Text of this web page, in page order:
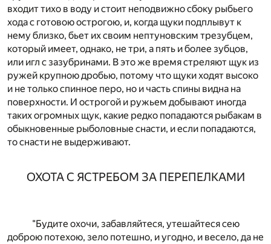
входит тихо в воду и стоит неподвижно сбоку рыбьего
хода с готовою острогою, и, когда щуки подплывут к
нему близко, бьет их своим нептуновским трезубцем,
который имеет, однако, не три, а пять и более зубцов,
или игл с зазубринами. В это же время стреляют щук из
ружей крупною дробью, потому что щуки ходят высоко
и не только спинное перо, но и часть спины видна на
поверхности. И острогой и ружьем добывают иногда
таких огромных щук, какие редко попадаются рыбакам в
обыкновенные рыболовные снасти, и если попадаются,
то снасти не выдерживают.
ОХОТА С ЯСТРЕБОМ ЗА ПЕРЕПЕЛКАМИ
"Будите охочи, забавляйтеся, утешайтеся сею
доброю потехою, зело потешно, и угодно, и весело, да не